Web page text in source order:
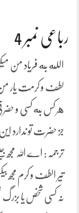
رباعی نمبر 4
الله به فریاد من
لطف و کرمت یار
هر کس به کسی و
جز حضرت تو ندارد
ترجمہ : اے اللہ مجھ
تیر الطف و کرم
نہ کسی شخص یا بزرگ